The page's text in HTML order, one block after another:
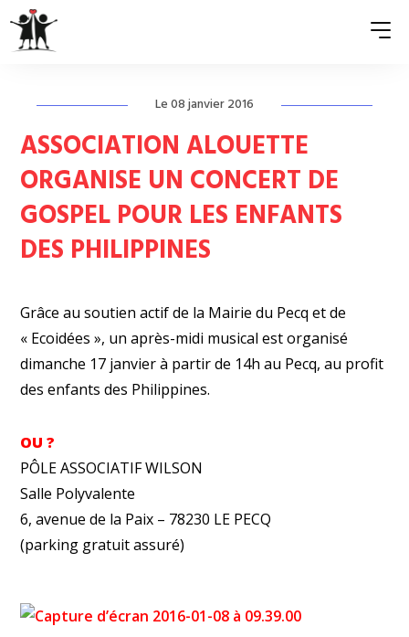
QUI SOMMES-NOUS ?
ASSOCIATIONS MEMBRES
NOS ACTIONS
S’ENGAGER
PRESSE
Le 08 janvier 2016
ASSOCIATION ALOUETTE
ORGANISE UN CONCERT DE
GOSPEL POUR LES ENFANTS
DES PHILIPPINES
Grâce au soutien actif de la Mairie du Pecq et de
« Ecoidées », un après-midi musical est organisé
dimanche 17 janvier à partir de 14h au Pecq, au profit
des enfants des Philippines.
OU ?
PÔLE ASSOCIATIF WILSON
Salle Polyvalente
6, avenue de la Paix – 78230 LE PECQ
(parking gratuit assuré)